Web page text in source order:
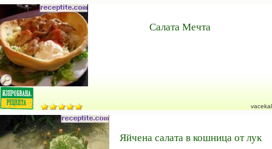
Салата Мечта
vacekal
Яйчена салата в кошница от лук